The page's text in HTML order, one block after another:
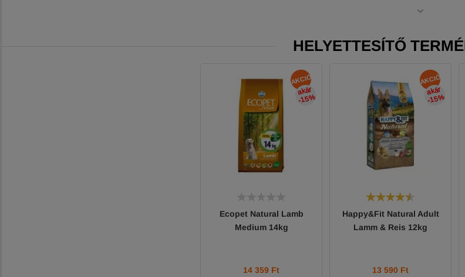
HELYETTESÍTŐ
AKCIÓ
akár
-15
%
Ecopet Natural Lamb
Medium 14kg
14 359 Ft
AKCIÓ
akár
-15
%
Happy&Fit Natural Adult
Lamm & Reis 12kg
13 590 Ft